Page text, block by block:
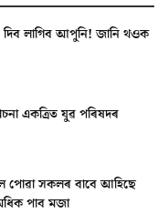
লাগিব আপুনি! জানি থওক
একত্ৰিত যুৱ পৰিষদৰ
পোৱা সকলৰ বাবে আহিছে
পাব মজা